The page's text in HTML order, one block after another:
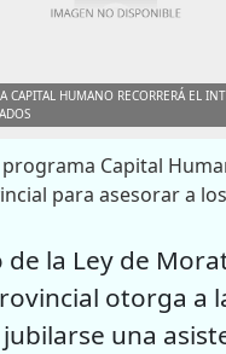
CAPITAL HUMANO RECORRERÁ EL
Capital
para asesorar a
de la Ley de
otorga a
una